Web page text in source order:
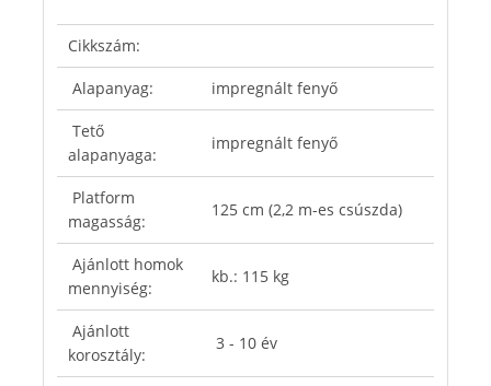
Cikkszám:
Alapanyag: impregnált fenyő
Tető
alapanyaga:
impregnált fenyő
Platform
magasság:
125 cm (2,2 m-es csúszda)
Ajánlott homok
mennyiség:
kb.: 115 kg
Ajánlott
korosztály:
3 - 10 év